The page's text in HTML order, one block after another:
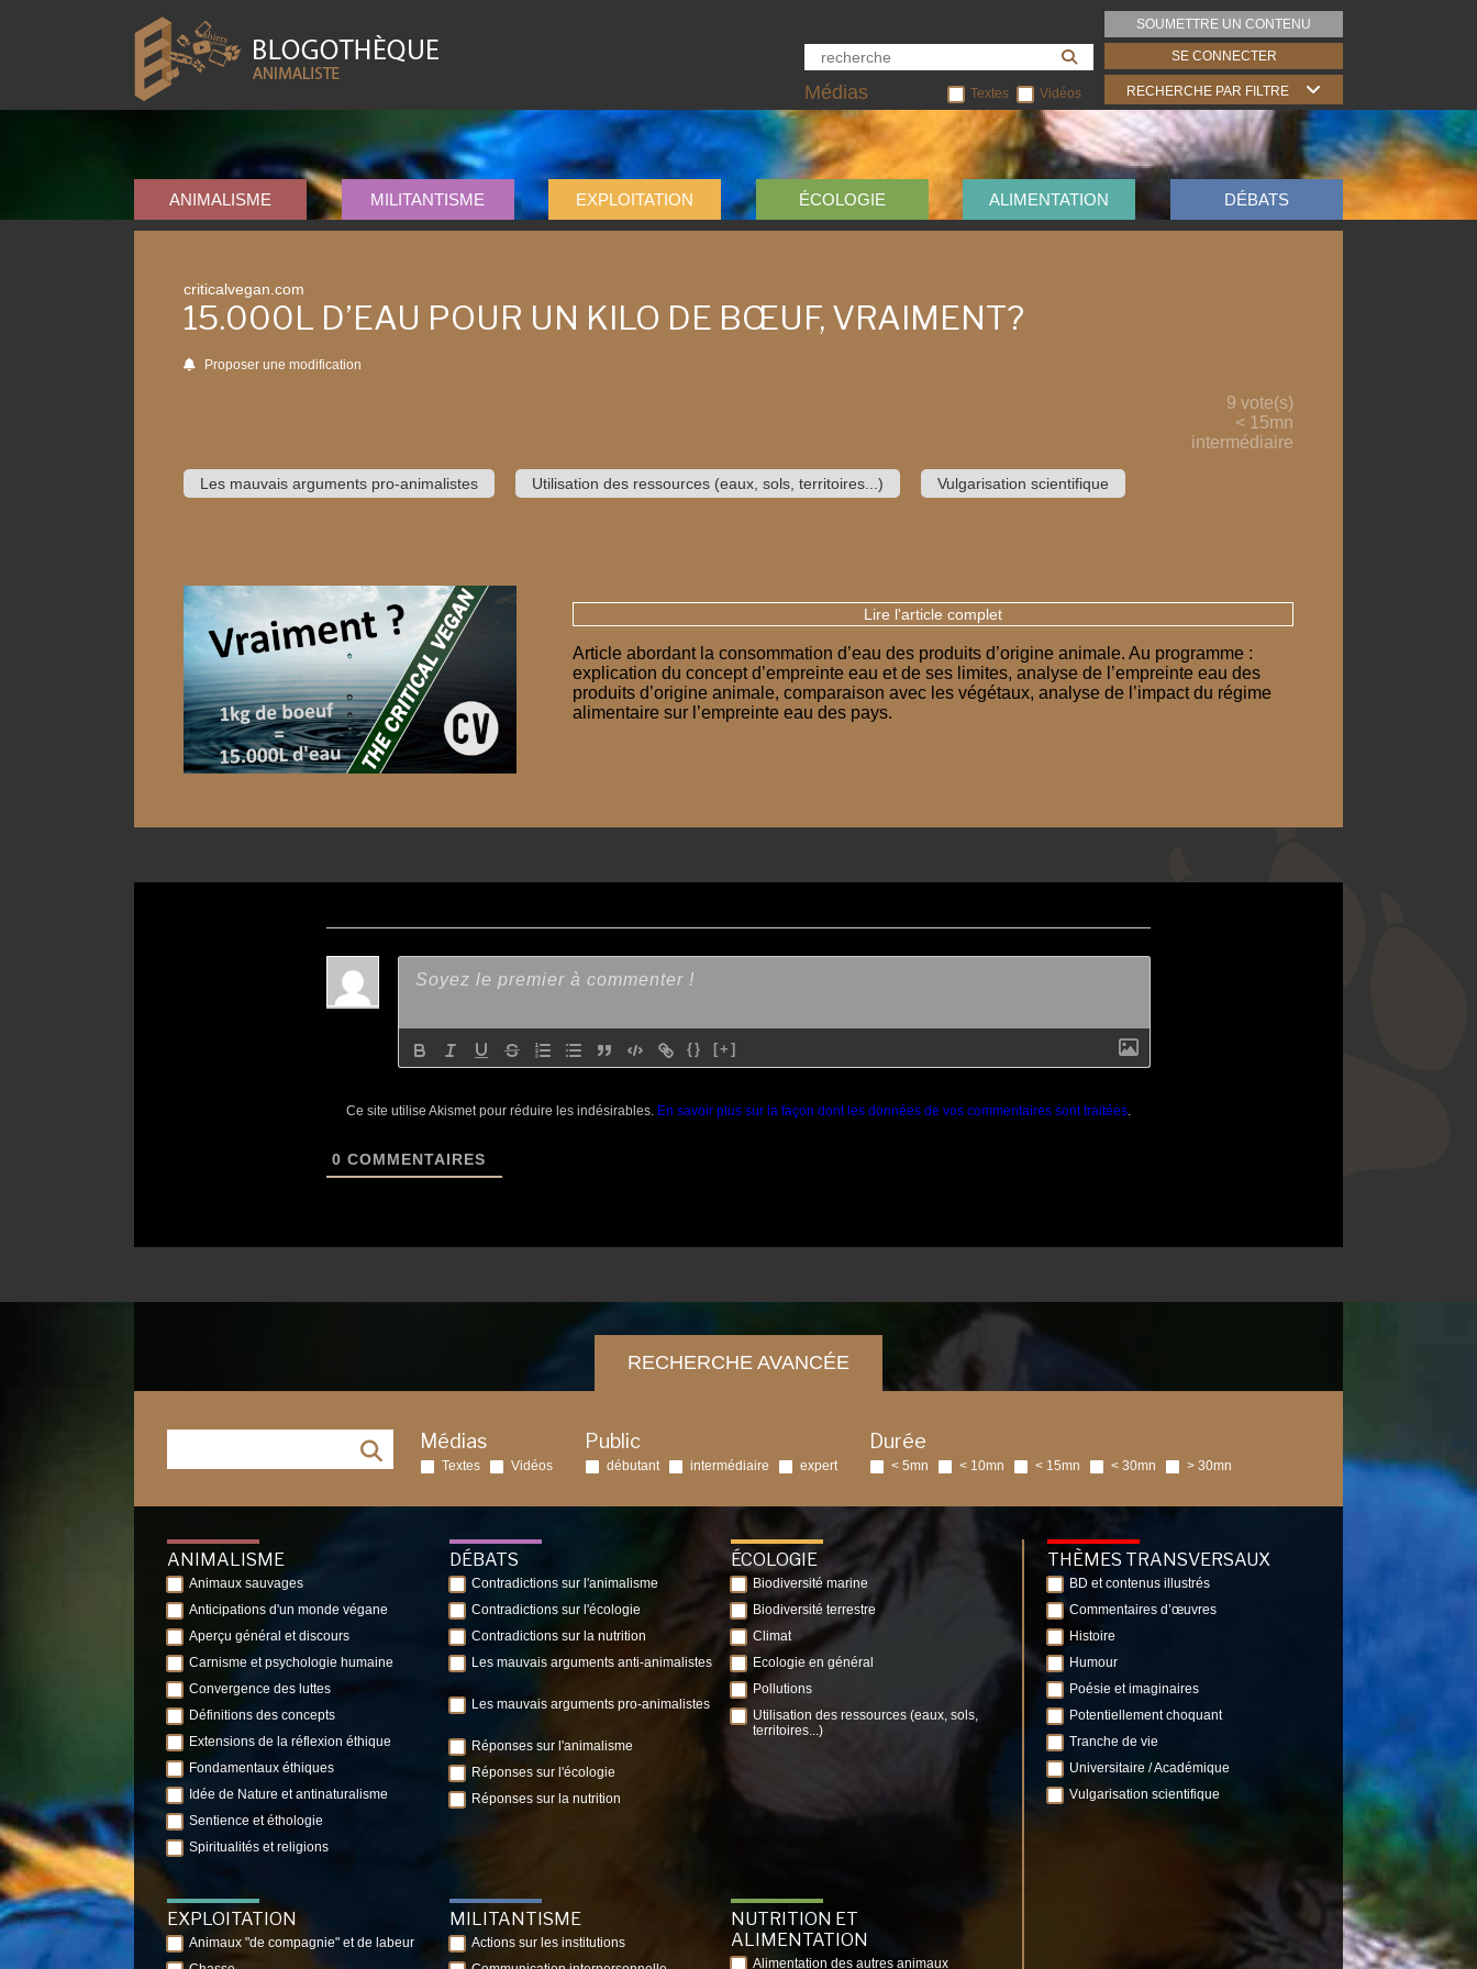
Médias Textes Vidéos
SOUMETTRE UN CONTENU
SE CONNECTER
RECHERCHE PAR FILTRE
ANIMALISME MILITANTISME EXPLOITATION ÉCOLOGIE ALIMENTATION DÉBATS
criticalvegan.com
15.000L D’EAU POUR UN KILO DE BŒUF, VRAIMENT?
Proposer une modification
9 vote(s)
< 15mn
intermédiaire
Les mauvais arguments pro-animalistes Utilisation des ressources (eaux, sols, territoires...) Vulgarisation scientifique
Lire l'article complet
Article abordant la consommation d’eau des produits d’origine animale. Au programme :
explication du concept d’empreinte eau et de ses limites, analyse de l’empreinte eau des
produits d’origine animale, comparaison avec les végétaux, analyse de l’impact du régime
alimentaire sur l’empreinte eau des pays.
{} [+]
Ce site utilise Akismet pour réduire les indésirables. En savoir plus sur la façon dont les données de vos commentaires sont traitées
0 COMMENTAIRES
RECHERCHE AVANCÉE
Médias
Textes Vidéos
Public
débutant intermédiaire expert
Durée
< 5mn < 10mn < 15mn < 30mn > 30mn
ANIMALISME
Animaux sauvages
Anticipations d'un monde végane
Aperçu général et discours
Carnisme et psychologie humaine
Convergence des luttes
Définitions des concepts
Extensions de la réflexion éthique
Fondamentaux éthiques
Idée de Nature et antinaturalisme
Sentience et éthologie
Spiritualités et religions
DÉBATS
Contradictions sur l'animalisme
Contradictions sur l'écologie
Contradictions sur la nutrition
Les mauvais arguments anti-animalistes
Les mauvais arguments pro-animalistes
Réponses sur l'animalisme
Réponses sur l'écologie
Réponses sur la nutrition
ÉCOLOGIE
Biodiversité marine
Biodiversité terrestre
Climat
Ecologie en général
Pollutions
Utilisation des ressources (eaux, sols,
territoires...)
EXPLOITATION
Animaux "de compagnie" et de labeur
MILITANTISME
Actions sur les institutions
NUTRITION ET
ALIMENTATION
Alimentation des autres animaux
THÈMES TRANSVERSAUX
BD et contenus illustrés
Commentaires d’œuvres
Histoire
Humour
Poésie et imaginaires
Potentiellement choquant
Tranche de vie
Universitaire / Académique
Vulgarisation scientifique